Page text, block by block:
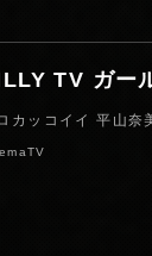
TV ガー
カッコイイ 平山奈